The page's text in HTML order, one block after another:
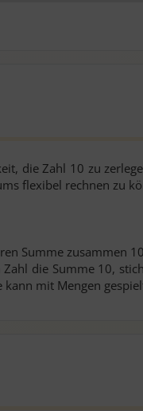
die Zahl 10 zu
flexibel rechnen zu
Summe zusammen
die Summe 10,
mit Mengen